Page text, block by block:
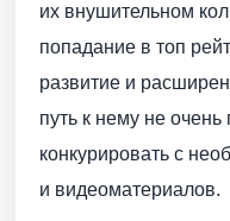
их внушительном
попадание в топ
развитие и
путь к нему не
конкурировать с
и видеоматериалов.